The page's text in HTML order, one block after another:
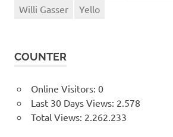
Willi Gasser
Yello
COUNTER
Online Visitors: 0
Last 30 Days Views: 2.578
Total Views: 2.262.233